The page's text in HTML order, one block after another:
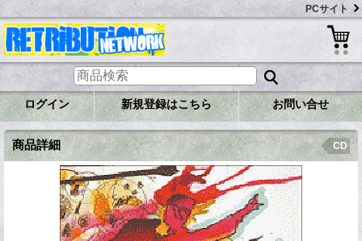
PCサイト
ログイン 新規登録はこちら お問い合せ
商品詳細 CD